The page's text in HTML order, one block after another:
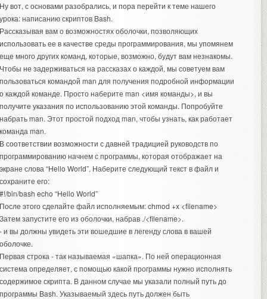
вот, с основами разобрались, и пора перейти к теме нашего
написанию скриптов Bash.
вам о возможностях оболочки, позволяющих
ее в качестве среды программирования, мы упомянем
много других команд, которые, возможно, будут вам незнакомы.
не задерживаться на рассказах о каждой, мы советуем вам
командой man для получения подробной информации
каждой команде. Просто наберите man <имя команды>, и вы
указания по использованию этой команды. Попробуйте
man. Этот простой подход man, чтобы узнать, как работает
man.
соответствии возможности с давней традицией руководств по
начнем с программы, которая отображает на
слова “Hello World”. Наберите следующий текст в файл и
его:
bin/bash echo “Hello World”
этого сделайте файл исполняемым: chmod +x <filename>
запустите его из оболочки, набрав ./<filename>.
и вы должны увидеть эти вошедшие в легенду слова в вашей
строка - так называемая «шапка». По ней операционная
определяет, с помощью какой программы нужно исполнять
скрипта. В данном случае мы указали полный путь до
Bash. Указываемый здесь путь должен быть